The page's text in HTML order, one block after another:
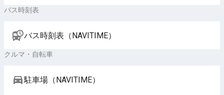
バス時刻表
バス時刻表（NAVITIME）
クルマ・自転車
駐車場（NAVITIME）